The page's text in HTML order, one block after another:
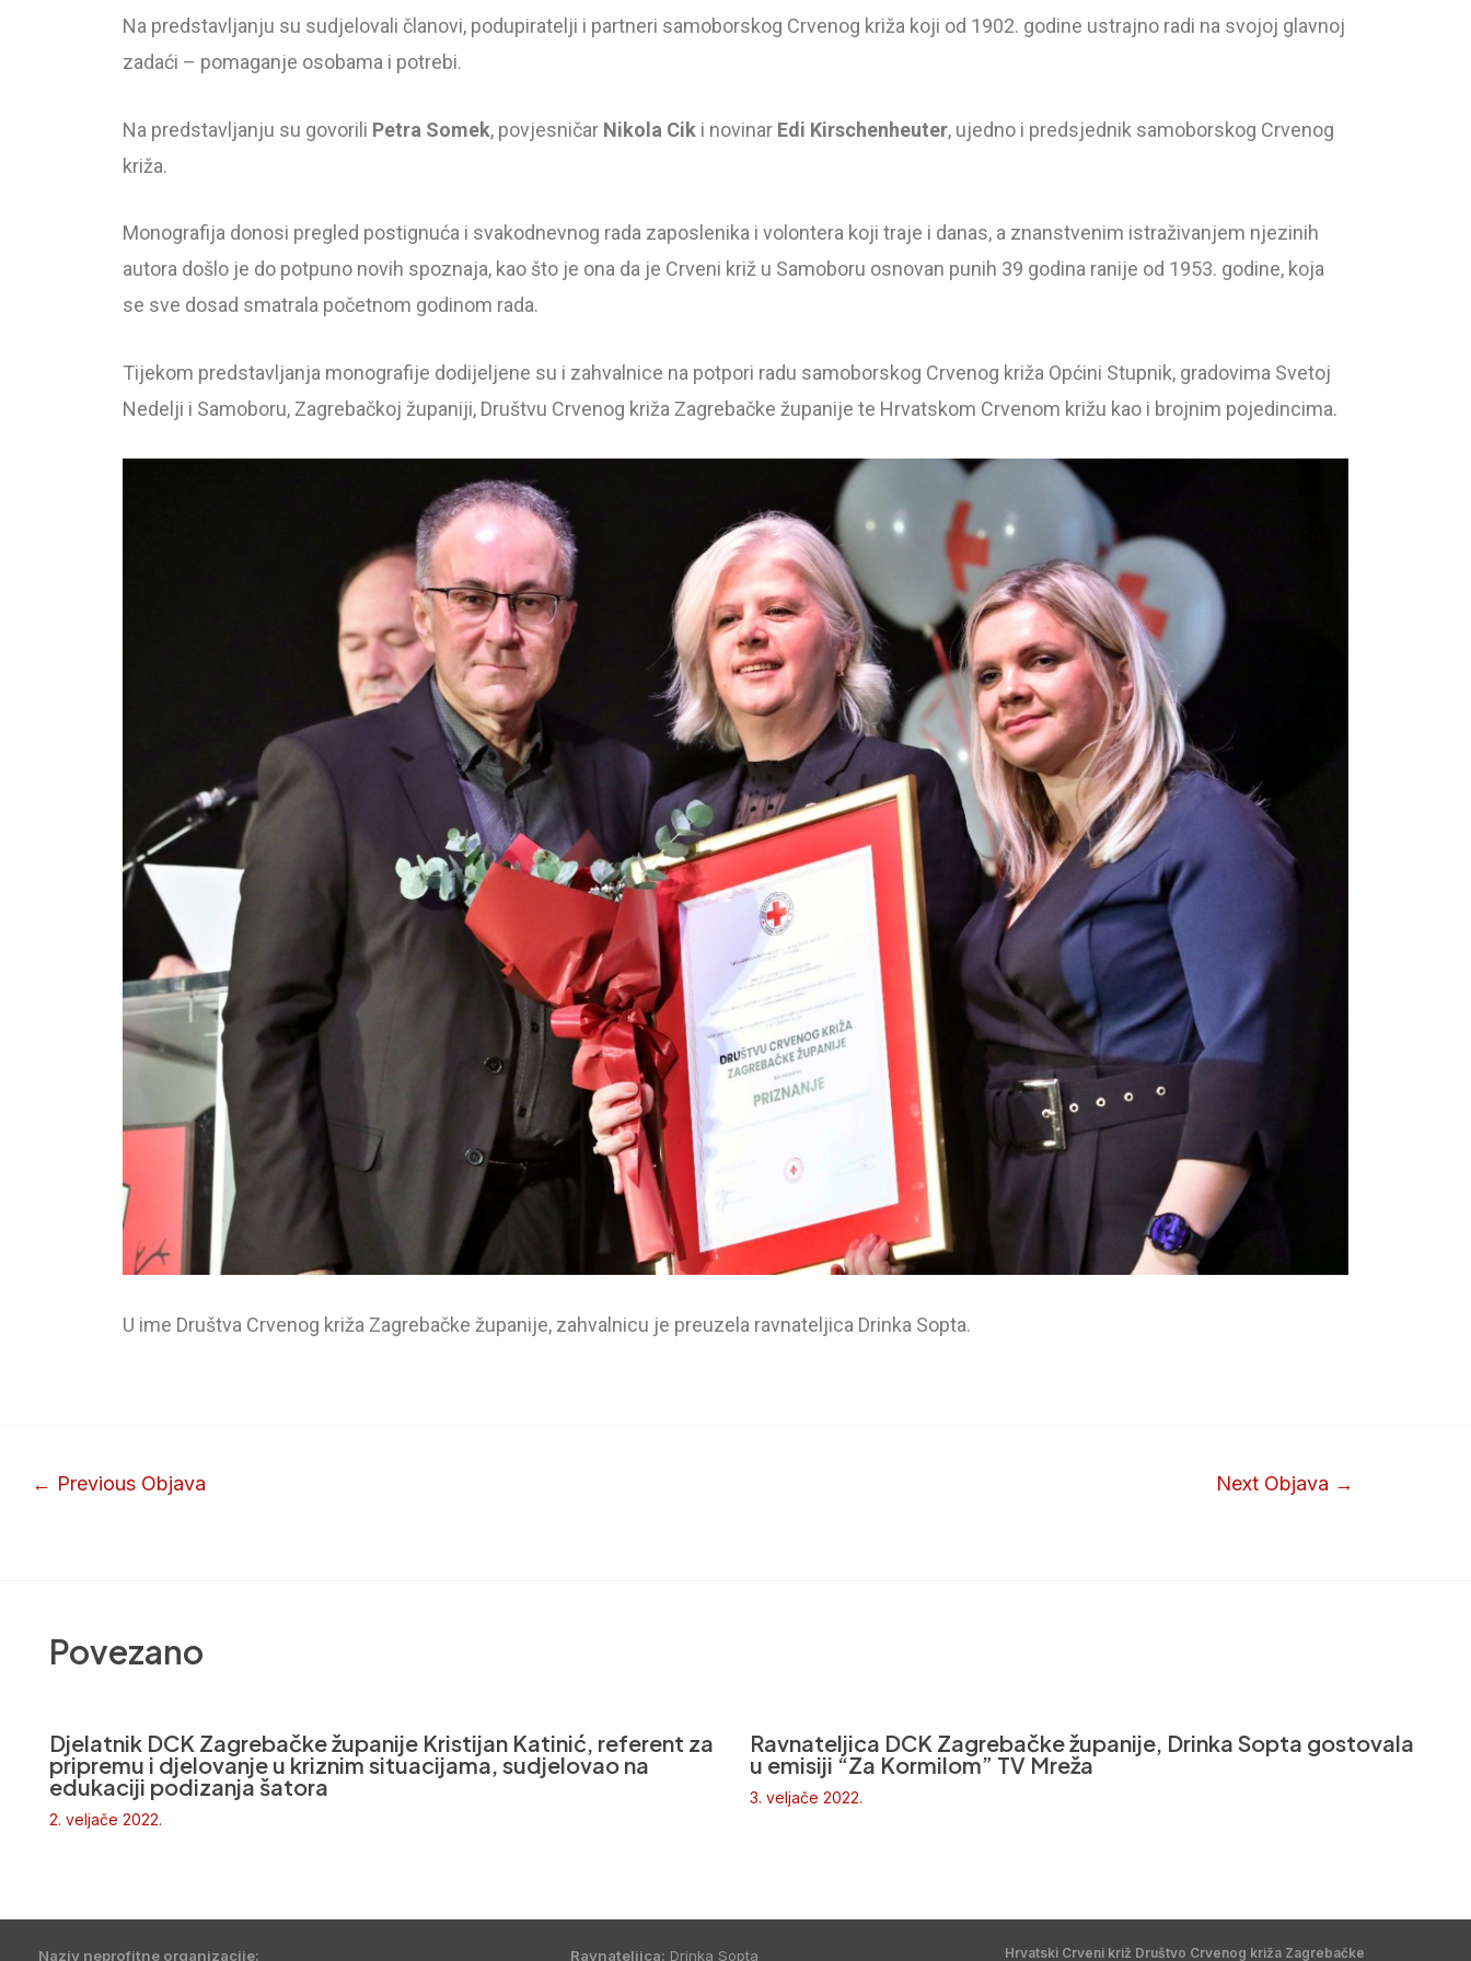
Na predstavljanju su sudjelovali članovi, podupiratelji i partneri samoborskog Crvenog križa koji od 1902. godine ustrajno radi na svojoj glavnoj
zadaći – pomaganje osobama i potrebi.
Na predstavljanju su govorili Petra Somek, povjesničar Nikola Cik i novinar Edi Kirschenheuter, ujedno i predsjednik samoborskog Crvenog
križa.
Monografija donosi pregled postignuća i svakodnevnog rada zaposlenika i volontera koji traje i danas, a znanstvenim istraživanjem njezinih
autora došlo je do potpuno novih spoznaja, kao što je ona da je Crveni križ u Samoboru osnovan punih 39 godina ranije od 1953. godine, koja
se sve dosad smatrala početnom godinom rada.
Tijekom predstavljanja monografije dodijeljene su i zahvalnice na potpori radu samoborskog Crvenog križa Općini Stupnik, gradovima Svetoj
Nedelji i Samoboru, Zagrebačkoj županiji, Društvu Crvenog križa Zagrebačke županije te Hrvatskom Crvenom križu kao i brojnim pojedincima.
U ime Društva Crvenog križa Zagrebačke županije, zahvalnicu je preuzela ravnateljica Drinka Sopta.
← Previous Objava Next Objava →
Povezano
Djelatnik DCK Zagrebačke županije Kristijan Katinić, referent za
pripremu i djelovanje u kriznim situacijama, sudjelovao na
edukaciji podizanja šatora
2. veljače 2022.
Ravnateljica DCK Zagrebačke županije, Drinka Sopta gostovala
u emisiji “Za Kormilom” TV Mreža
3. veljače 2022.
Naziv neprofitne organizacije: Ravnateljica: Drinka Sopta Hrvatski Crveni križ Društvo Crvenog križa Zagrebačke